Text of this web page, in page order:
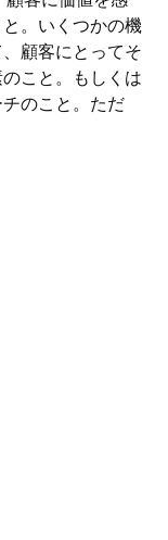
。いくつかの機
顧客にとってそ
こと。もしくは
のこと。ただ